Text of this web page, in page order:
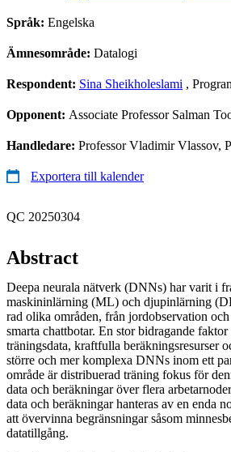
Språk: Engelska
Ämnesområde: Datalogi
Respondent: Sina Sheikholeslami ,
Opponent: Associate Professor Salman
Handledare: Professor Vladimir Vlassov,
Exportera till kalender
QC 20250304
Abstract
Deepa neurala nätverk (DNNs) har varit i
maskininlärning (ML) och djupinlärning
rad olika områden, från jordobservation
smarta chattbotar. En stor bidragande
träningsdata, kraftfulla beräkningsresurser
större och mer komplexa DNNs inom ett
område är distribuerad träning fokus för
data och beräkningar över flera
data och beräkningar hanteras av en enda
att övervinna begränsningar såsom
datatillgång.